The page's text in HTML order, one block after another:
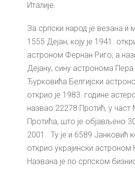
Италије.
За српски народ је везана и
1555 Дејан, коју је 1941.
астроном Фернан Риго, а
Дејану, сину астронома Пера
Ђурковића.Белгијски
открио је 1983. године
назвао 22278 Протић, у
Протића, што је објављено
2001. Ту је и 6589 Јанковић
открио украјински астроном
Названа је по српском